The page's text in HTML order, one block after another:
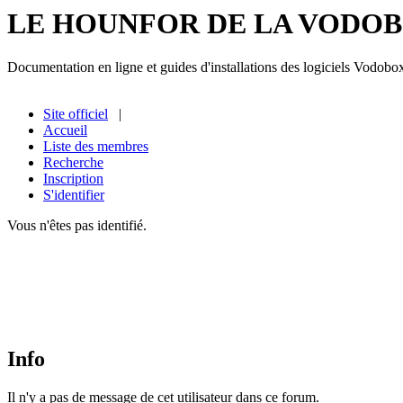
LE HOUNFOR DE LA
Documentation en ligne et guides d'installations des logiciels
Site officiel |
Accueil
Liste des membres
Recherche
Inscription
S'identifier
Vous n'êtes pas identifié.
Info
Il n'y a pas de message de cet utilisateur dans ce forum.